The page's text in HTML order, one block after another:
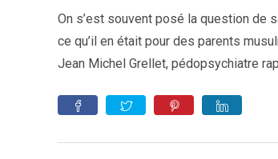
On s’est souvent posé la question de
ce qu’il en était pour des parents
Jean Michel Grellet, pédopsychiatre